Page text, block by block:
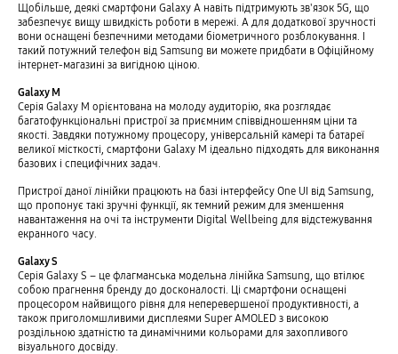
Щобільше, деякі смартфони Galaxy A навіть підтримують зв'язок 5G, що
забезпечує вищу швидкість роботи в мережі. А для додаткової зручності
вони оснащені безпечними методами біометричного розблокування. І
такий потужний телефон від Samsung ви можете придбати в Офіційному
інтернет-магазині за вигідною ціною.
Galaxy M
Серія Galaxy M орієнтована на молоду аудиторію, яка розглядає
багатофункціональні пристрої за приємним співвідношенням ціни та
якості. Завдяки потужному процесору, універсальній камері та батареї
великої місткості, смартфони Galaxy M ідеально підходять для виконання
базових і специфічних задач.
Пристрої даної лінійки працюють на базі інтерфейсу One UI від Samsung,
що пропонує такі зручні функції, як темний режим для зменшення
навантаження на очі та інструменти Digital Wellbeing для відстежування
екранного часу.
Galaxy S
Серія Galaxy S – це флагманська модельна лінійка Samsung, що втілює
собою прагнення бренду до досконалості. Ці смартфони оснащені
процесором найвищого рівня для неперевершеної продуктивності, а
також приголомшливими дисплеями Super AMOLED з високою
роздільною здатністю та динамічними кольорами для захопливого
візуального досвіду.